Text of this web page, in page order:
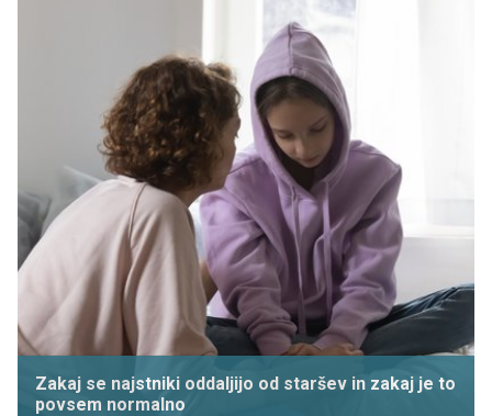
Zakaj se najstniki oddaljijo od staršev in zakaj je to
povsem normalno